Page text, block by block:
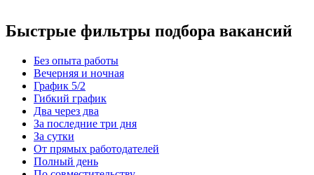
Быстрые фильтры подбора вакансий
Без опыта работы
Вечерняя и ночная
График 5/2
Гибкий график
Два через два
За последние три дня
За сутки
От прямых работодателей
Полный день